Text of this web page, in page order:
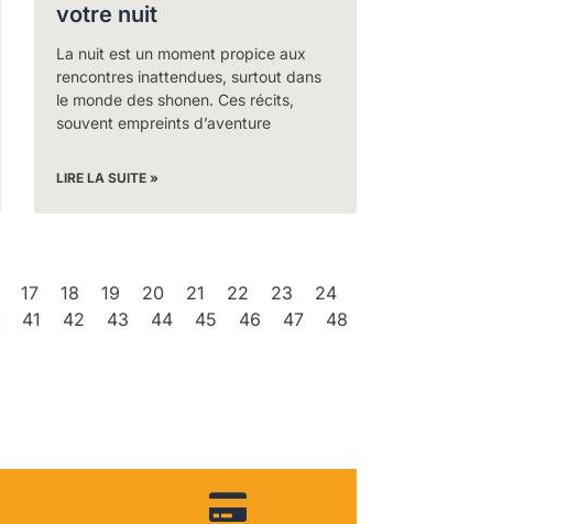
votre nuit
La nuit est un moment propice aux
rencontres inattendues, surtout dans
le monde des shonen. Ces récits,
souvent empreints d’aventure
LIRE LA SUITE »
17 18 19 20 21 22 23
24
41 42 43 44 45 46 47
48